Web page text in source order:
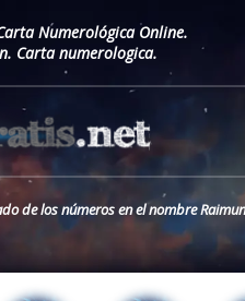
Numerológica Online.
Carta numerologica.
de los números en el nombre